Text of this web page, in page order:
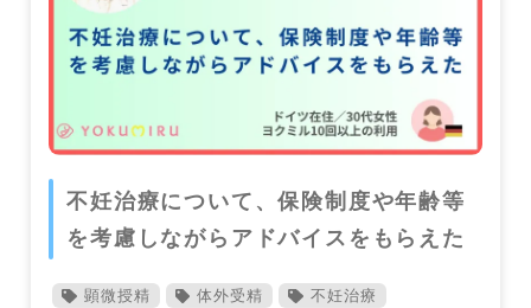
整形外科
インド
不妊治療について、保険制度や年齢等
を考慮しながらアドバイスをもらえた
顕微授精 体外受精 不妊治療